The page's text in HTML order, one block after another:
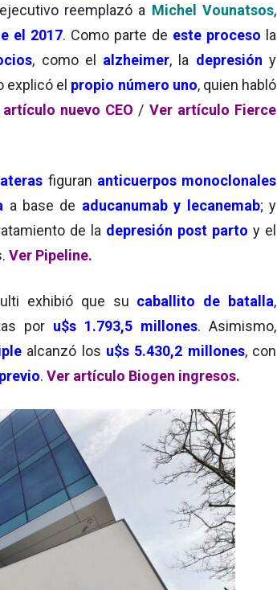
reemplazó a Michel Vounatsos,
el 2017. Como parte de este proceso la
, como el alzheimer, la depresión y
explicó el propio número uno, quien habló
nuevo CEO / Ver artículo Fierce
figuran anticuerpos monoclonales
a base de aducanumab y lecanemab; y
de la depresión post parto y el
Ver Pipeline.
exhibió que su caballito de batalla,
por u$s 1.793,5 millones. Asimismo,
alcanzó los u$s 5.430,2 millones, con
. Ver artículo Biogen ingresos.